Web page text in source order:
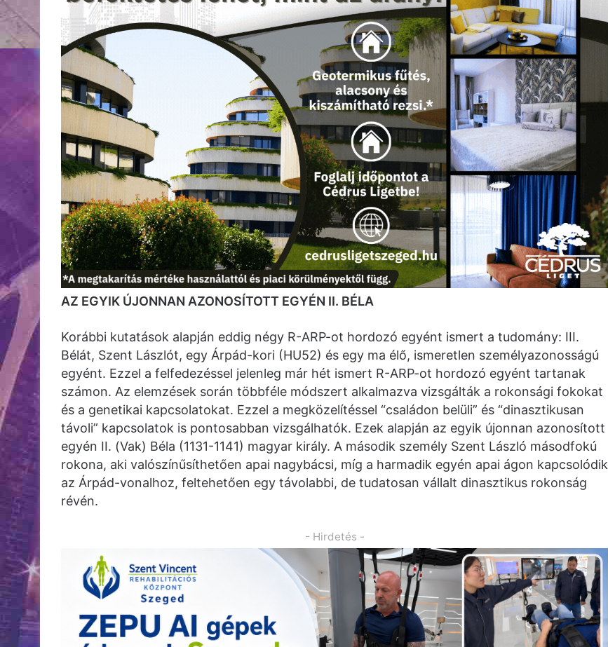
AZ EGYIK ÚJONNAN AZONOSÍTOTT EGYÉN II. BÉLA
Korábbi kutatások alapján eddig négy R-ARP-ot hordozó egyént ismert a tudomány: III.
Bélát, Szent Lászlót, egy Árpád-kori (HU52) és egy ma élő, ismeretlen személyazonosságú
egyént. Ezzel a felfedezéssel jelenleg már hét ismert R-ARP-ot hordozó egyént tartanak
számon. Az elemzések során többféle módszert alkalmazva vizsgálták a rokonsági fokokat
és a genetikai kapcsolatokat. Ezzel a megközelítéssel “családon belüli” és “dinasztikusan
távoli” kapcsolatok is pontosabban vizsgálhatók. Ezek alapján az egyik újonnan azonosított
egyén II. (Vak) Béla (1131-1141) magyar király. A második személy Szent László másodfokú
rokona, aki valószínűsíthetően apai nagybácsi, míg a harmadik egyén apai ágon kapcsolódik
az Árpád-vonalhoz, feltehetően egy távolabbi, de tudatosan vállalt dinasztikus rokonság
révén.
- Hirdetés -